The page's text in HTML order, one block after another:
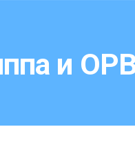
и